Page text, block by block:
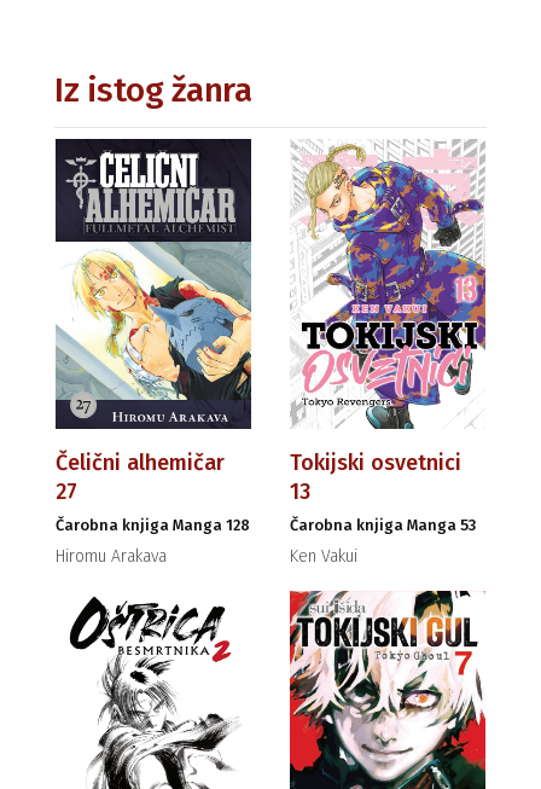
Iz istog žanra
Čelični alhemičar
27
Čarobna knjiga Manga 128
Hiromu Arakava
Tokijski osvetnici
13
Čarobna knjiga Manga 53
Ken Vakui